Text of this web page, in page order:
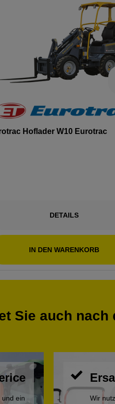
Hoflader W10 Eurotrac
DETAILS
IN DEN WARENKORB
Sie auch nach
und ein
Wir